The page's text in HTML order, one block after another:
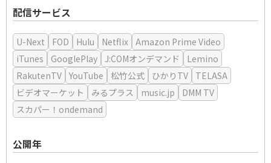
配信サービス
U-Next FOD Hulu Netflix Amazon Prime Video
iTunes
GooglePlay J:COMオンデマンド
Lemino
RakutenTV YouTube 松竹公式 ひかりTV
TELASA
ビデオマーケット
みるプラス music.jp
DMM TV
スカパー！ondemand
公開年